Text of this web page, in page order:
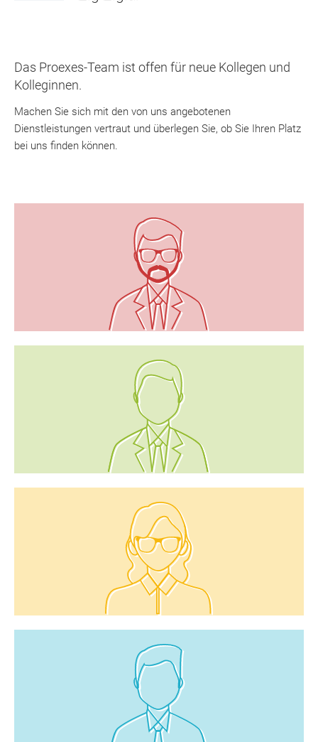
Das Proexes-Team ist offen für neue Kollegen und
Kolleginnen.
Machen Sie sich mit den von uns angebotenen
Dienstleistungen vertraut und überlegen Sie, ob Sie Ihren Platz
bei uns finden können.